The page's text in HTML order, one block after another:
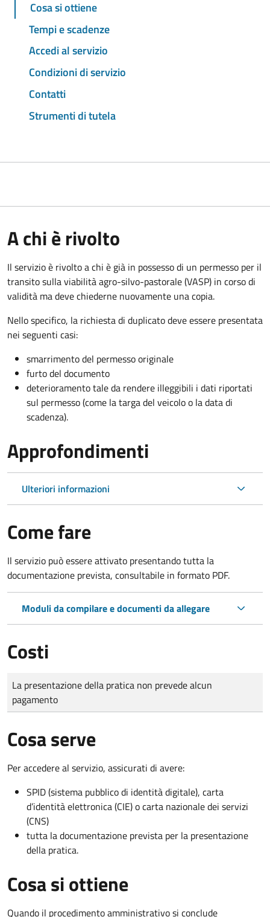
Cosa si ottiene
Tempi e scadenze
Accedi al servizio
Condizioni di servizio
Contatti
Strumenti di tutela
A chi è rivolto
Il servizio è rivolto a chi è già in possesso di un permesso per il
transito sulla viabilità agro-silvo-pastorale (VASP) in corso di
validità ma deve chiederne nuovamente una copia.
Nello specifico, la richiesta di duplicato deve essere presentata
nei seguenti casi:
smarrimento del permesso originale
furto del documento
deterioramento tale da rendere illeggibili i dati riportati
sul permesso (come la targa del veicolo o la data di
scadenza).
Approfondimenti
Ulteriori informazioni
Come fare
Il servizio può essere attivato presentando tutta la
documentazione prevista, consultabile in formato PDF.
Moduli da compilare e documenti da allegare
Costi
Tipo di pagamento
Importo
La presentazione della pratica non prevede alcun
pagamento
Cosa serve
Per accedere al servizio, assicurati di avere:
SPID (sistema pubblico di identità digitale), carta
d’identità elettronica (CIE) o carta nazionale dei servizi
(CNS)
tutta la documentazione prevista per la presentazione
della pratica.
Cosa si ottiene
Quando il procedimento amministrativo si conclude